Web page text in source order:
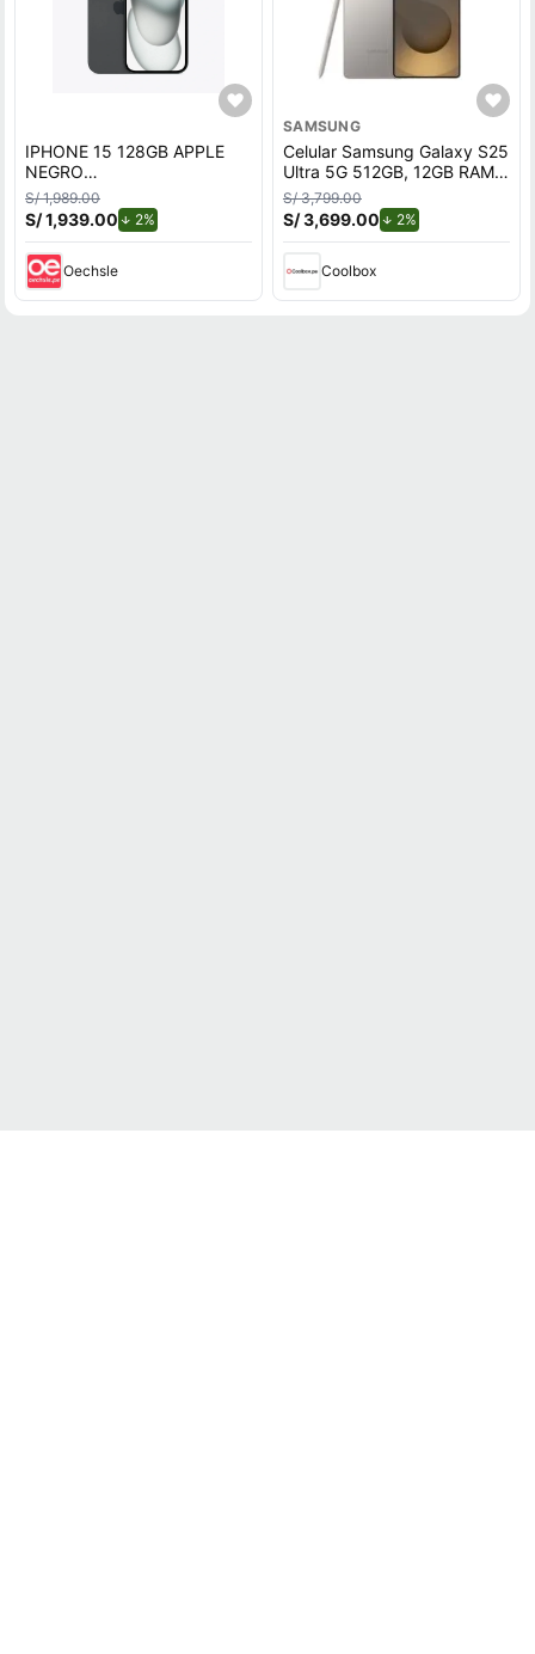
IPHONE 15 128GB APPLE
NEGRO
REACONDICIONADO
S/ 1,989.00
S/ 1,939.00 2%
Oechsle
SAMSUNG
Celular Samsung Galaxy S25
Ultra 5G 512GB, 12GB RAM,
cámara trasera 200MP y
frontal 12MP, pantalla 6.9"",
titanium gray
S/ 3,799.00
S/ 3,699.00 2%de descuento.
Coolbox